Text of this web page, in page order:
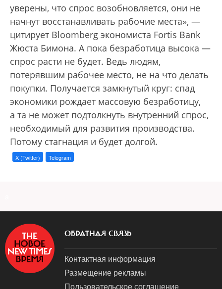
уверены, что спрос возобновляется, они не
начнут восстанавливать рабочие места», —
цитирует Bloomberg экономиста Fortis Bank
Жюста Бимона. А пока безработица высока —
спрос расти не будет. Ведь людям,
потерявшим рабочее место, не на что делать
покупки. Получается замкнутый круг: спад
экономики рождает массовую безработицу,
а та не может подтолкнуть внут­ренний спрос,
необходимый для развития производства.
Потому стагнация и будет долгой.
X (Twitter) Telegram
ОБРАТНАЯ СВЯЗЬ
Контактная информация
Размещение рекламы
Пользовательское соглашение